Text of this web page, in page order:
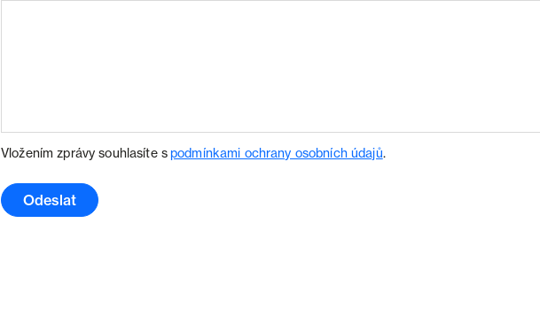
Vložením zprávy souhlasíte spodmínkami ochrany osobních údajů.
Odeslat